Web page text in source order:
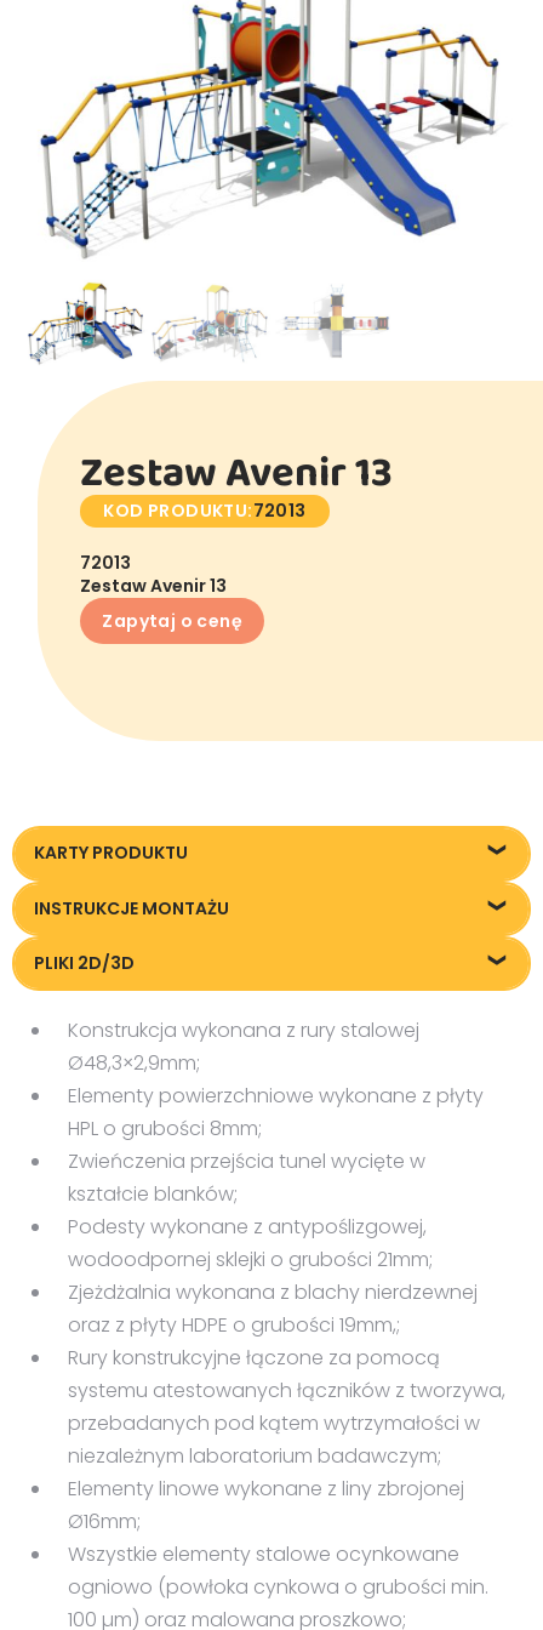
Zestaw Avenir 13
KOD PRODUKTU:72013
72013
Zestaw Avenir 13
Zapytaj o cenę
KARTY PRODUKTU
72013_Zestaw-Avenir-13_KT20240618
INSTRUKCJE MONTAŻU
72013_Zestaw-Avenir-13_IM20250522
PLIKI 2D/3D
72013_Zestaw-Avenir-13_20240618
Konstrukcja wykonana z rury stalowej
Ø48,3×2,9mm;
Elementy powierzchniowe wykonane z płyty
HPL o grubości 8mm;
Zwieńczenia przejścia tunel wycięte w
kształcie blanków;
Podesty wykonane z antypoślizgowej,
wodoodpornej sklejki o grubości 21mm;
Zjeżdżalnia wykonana z blachy nierdzewnej
oraz z płyty HDPE o grubości 19mm,;
Rury konstrukcyjne łączone za pomocą
systemu atestowanych łączników z tworzywa,
przebadanych pod kątem wytrzymałości w
niezależnym laboratorium badawczym;
Elementy linowe wykonane z liny zbrojonej
Ø16mm;
Wszystkie elementy stalowe ocynkowane
ogniowo (powłoka cynkowa o grubości min.
100 µm) oraz malowana proszkowo;